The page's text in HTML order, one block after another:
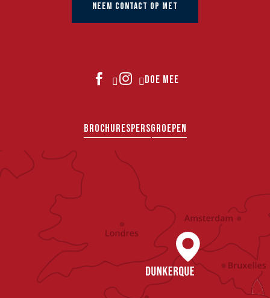
NEEM CONTACT OP MET
DOE MEE
BROCHURESPERSGROEPEN